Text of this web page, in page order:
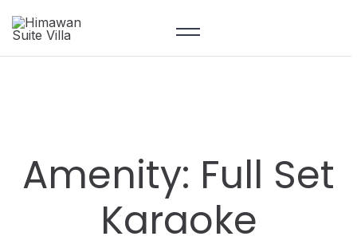
Amenity: Full Set
Karaoke